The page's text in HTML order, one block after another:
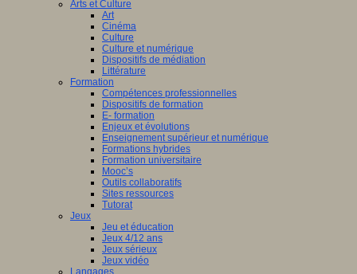
Arts et Culture
Art
Cinéma
Culture
Culture et numérique
Dispositifs de médiation
Littérature
Formation
Compétences professionnelles
Dispositifs de formation
E- formation
Enjeux et évolutions
Enseignement supérieur et numérique
Formations hybrides
Formation universitaire
Mooc’s
Outils collaboratifs
Sites ressources
Tutorat
Jeux
Jeu et éducation
Jeux 4/12 ans
Jeux sérieux
Jeux vidéo
Langages